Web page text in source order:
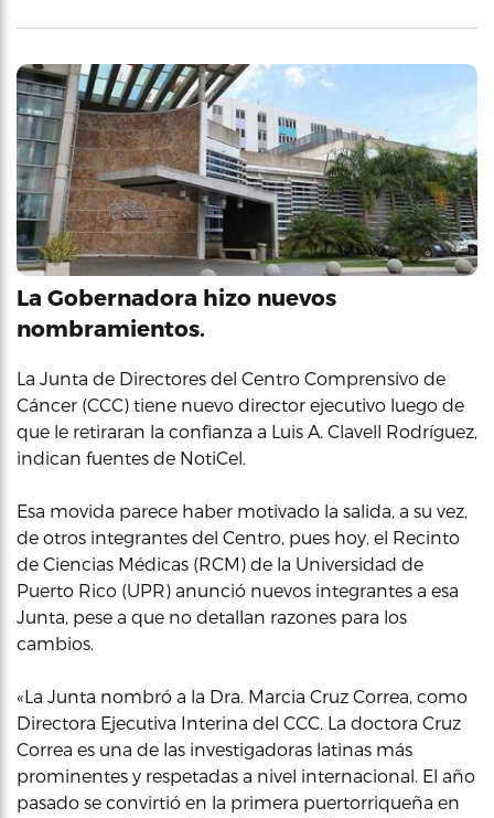
La Gobernadora hizo nuevos
nombramientos.
La Junta de Directores del Centro Comprensivo de
Cáncer (CCC) tiene nuevo director ejecutivo luego de
que le retiraran la confianza a Luis A. Clavell Rodríguez,
indican fuentes de NotiCel.
Esa movida parece haber motivado la salida, a su vez,
de otros integrantes del Centro, pues hoy, el Recinto
de Ciencias Médicas (RCM) de la Universidad de
Puerto Rico (UPR) anunció nuevos integrantes a esa
Junta, pese a que no detallan razones para los
cambios.
«La Junta nombró a la Dra. Marcia Cruz Correa, como
Directora Ejecutiva Interina del CCC. La doctora Cruz
Correa es una de las investigadoras latinas más
prominentes y respetadas a nivel internacional. El año
pasado se convirtió en la primera puertorriqueña en